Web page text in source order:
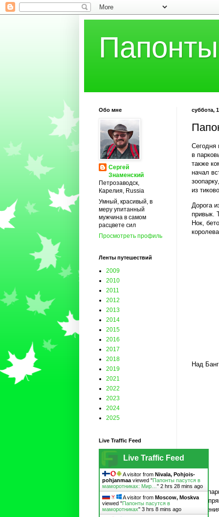
суббота,
Сегодня
в
также
начал
из
Дорога
привык.
Нок,
Над
В
меня
Обо мне
Сергей
Знаменский
Петрозаводск,
Карелия, Russia
Умный, красивый, в
меру упитанный
мужчина в самом
расцвете сил
Просмотреть профиль
Ленты путешествий
2009
2010
2011
2012
2013
2014
2015
2016
2017
2018
2019
2021
2022
2023
2024
2025
Live Traffic Feed
Live Traffic Feed
A visitor from Nivala, Pohjois-
pohjanmaa viewed "Папонты пасутся в
маморотниках: Мир… " 2 hrs 28 mins ago
A visitor from Moscow, Moskva
viewed "Папонты пасутся в
маморотниках" 3 hrs 8 mins ago